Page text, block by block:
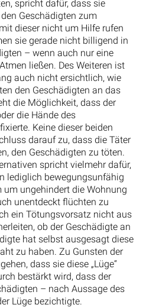
spricht dafür, dass sie
Geschädigten zum
dieser nicht um Hilfe rufen
sie gerade nicht billigend in
– wenn auch nur eine
ließen. Des Weiteren ist
auch nicht ersichtlich, wie
den Geschädigten an das
die Möglichkeit, dass der
die Hände des
Keine dieser beiden
darauf zu, dass die Täter
den Geschädigten zu töten.
spricht vielmehr dafür,
lediglich bewegungsunfähig
ungehindert die Wohnung
unentdeckt flüchten zu
ein Tötungsvorsatz nicht aus
ob der Geschädigte an
hat selbst ausgesagt diese
zu haben. Zu Gunsten der
dass sie diese „Lüge“
bestärkt wird, dass der
– nach Aussage des
Lüge bezichtigte.